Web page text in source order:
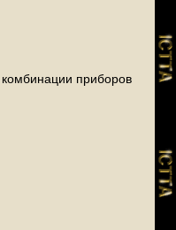
приборов